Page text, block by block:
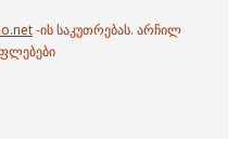
-ის საკუთრებას. არჩილ